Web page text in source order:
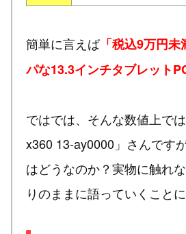
簡単に言えば「税込9万円未
パな13.3インチタブレット
ではでは、そんな数値上で
x360 13-ay0000」さんです
はどうなのか？実物に触れ
りのままに語っていくことに